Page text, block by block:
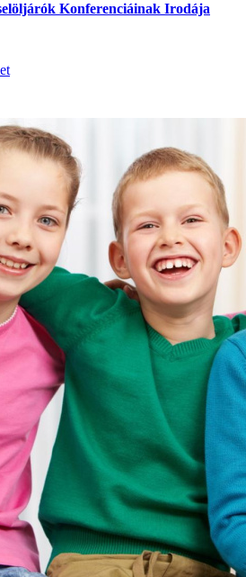
Konferenciáinak Irodája